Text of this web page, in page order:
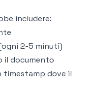
includere:
2-5 minuti)
il documento
timestamp dove il